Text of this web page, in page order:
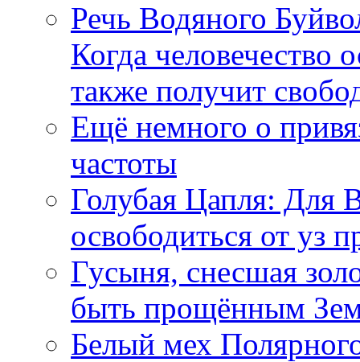
Речь Водяного
Когда человечество
также получит
Ещё немного о
частоты
Голубая Цапля: Для
освободиться от уз
Гусыня, снесшая
быть прощённым
Белый мех